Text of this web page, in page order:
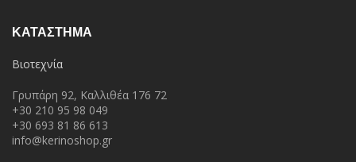
ΚΑΤΆΣΤΗΜΑ
Βιοτεχνία
Γρυπάρη 92, Καλλιθέα 176 72
+30 210 95 98 049
+30 693 81 86 613
info@kerinoshop.gr